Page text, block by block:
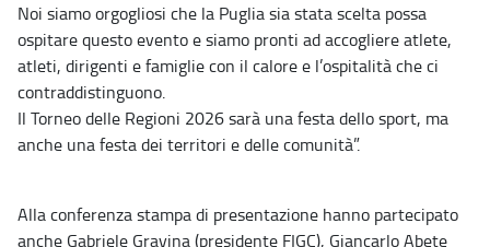
Noi siamo orgogliosi che la Puglia sia stata scelta possa
ospitare questo evento e siamo pronti ad accogliere atlete,
atleti, dirigenti e famiglie con il calore e l’ospitalità che ci
contraddistinguono.
Il Torneo delle Regioni 2026 sarà una festa dello sport, ma
anche una festa dei territori e delle comunità”.
Alla conferenza stampa di presentazione hanno partecipato
anche Gabriele Gravina (presidente FIGC), Giancarlo Abete